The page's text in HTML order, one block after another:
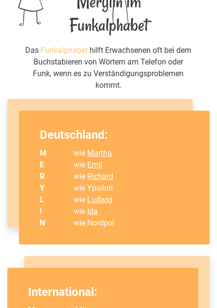
Funkalphabet
Das Funkalphabet hilft Erwachsenen oft bei dem
Buchstabieren von Wörtern am Telefon oder
Funk, wenn es zu Verständigungsproblemen
kommt.
Deutschland:
M wie Martha
E
wie Emil
R
wie Richard
Y
wie Ypsilon
L
wie Ludwig
wie Ida
N
wie Nordpol
International: